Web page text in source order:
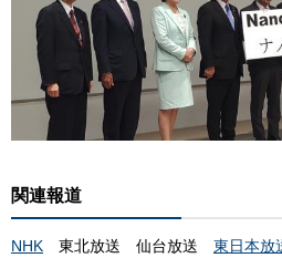
関連報道
NHK 東北放送 仙台放送 東日本放